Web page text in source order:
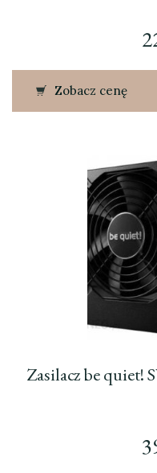
Zobacz cenę
Zasilacz be quiet!